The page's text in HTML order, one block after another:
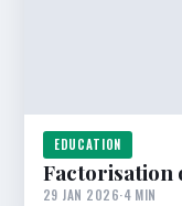
EDUCATION
Factorisation
29 JAN 2026·4 MIN